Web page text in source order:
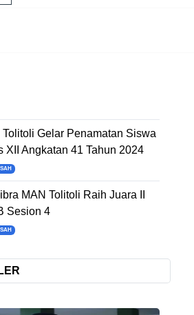
Tolitoli Gelar Penamatan Siswa
XII Angkatan 41 Tahun 2024
MAN Tolitoli Raih Juara II
Sesion 4